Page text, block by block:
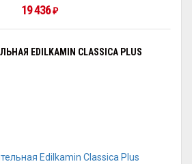
19 436₽
EDILKAMIN CLASSICA PLUS